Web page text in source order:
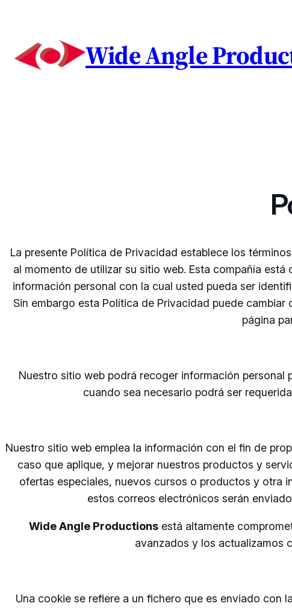
contenido
Wide Angle
La presente Política de Privacidad establece los
al momento de utilizar su sitio web. Esta compañía
información personal con la cual usted pueda ser
Sin embargo esta Política de Privacidad puede
página
Nuestro sitio web podrá recoger información
cuando sea necesario podrá ser
Nuestro sitio web emplea la información con el fin de
caso que aplique, y mejorar nuestros productos y
ofertas especiales, nuevos cursos o productos y otra
estos correos electrónicos serán
Wide Angle Productions está altamente
avanzados y los actualizamos
Una cookie se refiere a un fichero que es enviado con